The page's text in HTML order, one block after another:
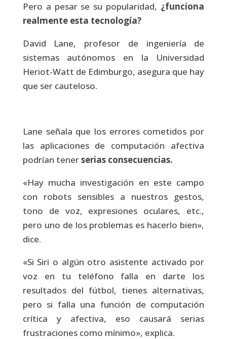
Pero a pesar se su popularidad, ¿funciona
realmente esta tecnología?
David Lane, profesor de ingeniería de
sistemas autónomos en la Universidad
Heriot-Watt de Edimburgo, asegura que hay
que ser cauteloso.
Lane señala que los errores cometidos por
las aplicaciones de computación afectiva
podrían tenerserias consecuencias.
«Hay mucha investigación en este campo
con robots sensibles a nuestros gestos,
tono de voz, expresiones oculares, etc.,
pero uno de los problemas es hacerlo bien»,
dice.
«Si Siri o algún otro asistente activado por
voz en tu teléfono falla en darte los
resultados del fútbol, tienes alternativas,
pero si falla una función de computación
crítica y afectiva, eso causará serias
frustraciones como mínimo», explica.